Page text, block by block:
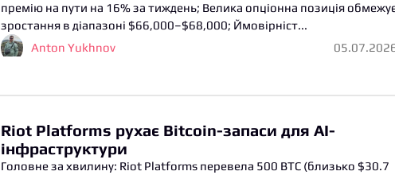
премію на пути на 16% за тиждень; Велика опціонна позиція
зростання в діапазоні $66,000–$68,000; Ймовірніст...
Anton Yukhnov
Riot Platforms рухає Bitcoin-запаси для AI-
інфраструктури
Головне за хвилину: Riot Platforms перевела 500 BTC (близько $30.7